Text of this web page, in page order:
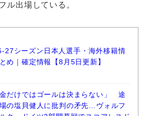
ル出場している。
27シーズン日本人選手・海外移籍情
め｜確定情報【8月5日更新】
金だけではゴールは決まらない」 途
の塩貝健人に批判の矛先…ヴォルフ